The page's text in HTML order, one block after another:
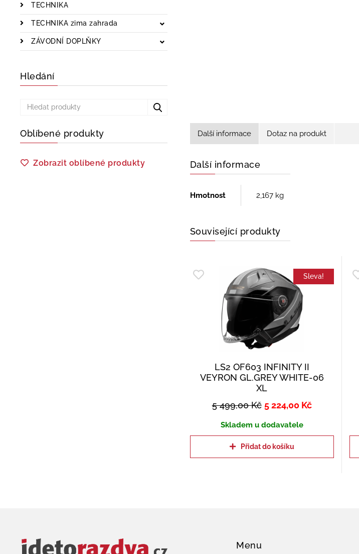
TECHNIKA
TECHNIKA zima zahrada
ZÁVODNÍ DOPLŇKY
Hledání
Oblíbené produkty
Zobrazit oblíbené produkty
Další informace Dotaz na produkt
Další informace
Hmotnost 2,167 kg
Související produkty
Sleva!
LS2 OF603 INFINITY II
VEYRON GL.GREY WHITE-06
XL
5 499,00Kč 5 224,00 Kč
Skladem u dodavatele
Přidat do košíku
Menu